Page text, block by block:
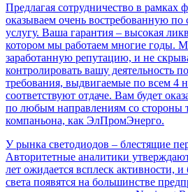
Предлагая сотрудничество в
оказываем очень востребованную
услугу. Ваша гарантия – высокая
котором мы работаем многие годы.
заработанную репутацию, и не
контролировать вашу деятельность
требования, выдвигаемые по всем 4
соответствуют отдаче. Вам будет
по любым направлениям со стороны
компаньона, как ЭлПромЭнерго.
У рынка светодиодов – блестящие
Авторитетные аналитики
лет ожидается всплеск активности,
света появятся на большинстве